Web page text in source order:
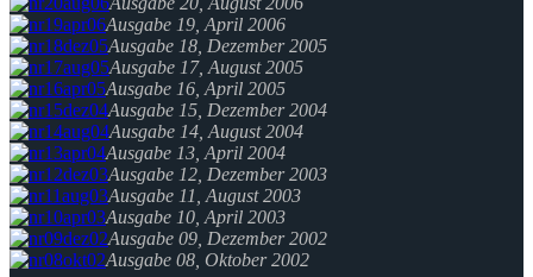
Ausgabe 19, April 2006
Ausgabe 18, Dezember 2005
Ausgabe 17, August 2005
Ausgabe 16, April 2005
Ausgabe 15, Dezember 2004
Ausgabe 14, August 2004
Ausgabe 13, April 2004
Ausgabe 12, Dezember 2003
Ausgabe 11, August 2003
Ausgabe 10, April 2003
Ausgabe 09, Dezember 2002
Ausgabe 08, Oktober 2002